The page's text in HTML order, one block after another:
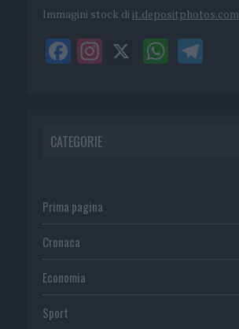
Immagini stock di it.depositphotos.com
CATEGORIE
Prima pagina
Cronaca
Economia
Sport